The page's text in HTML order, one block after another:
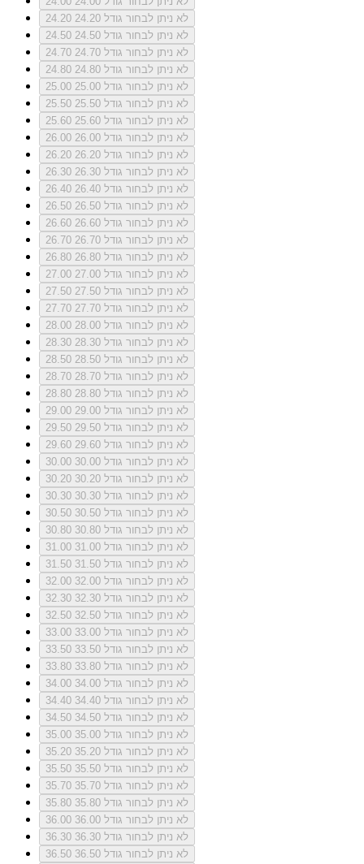
24.20
לא ניתן לבחור גודל 24.20
24.50
לא ניתן לבחור גודל 24.50
24.70
לא ניתן לבחור גודל 24.70
24.80
לא ניתן לבחור גודל 24.80
25.00
לא ניתן לבחור גודל 25.00
25.50
לא ניתן לבחור גודל 25.50
25.60
לא ניתן לבחור גודל 25.60
26.00
לא ניתן לבחור גודל 26.00
26.20
לא ניתן לבחור גודל 26.20
26.30
לא ניתן לבחור גודל 26.30
26.40
לא ניתן לבחור גודל 26.40
26.50
לא ניתן לבחור גודל 26.50
26.60
לא ניתן לבחור גודל 26.60
26.70
לא ניתן לבחור גודל 26.70
26.80
לא ניתן לבחור גודל 26.80
27.00
לא ניתן לבחור גודל 27.00
27.50
לא ניתן לבחור גודל 27.50
27.70
לא ניתן לבחור גודל 27.70
28.00
לא ניתן לבחור גודל 28.00
28.30
לא ניתן לבחור גודל 28.30
28.50
לא ניתן לבחור גודל 28.50
28.70
לא ניתן לבחור גודל 28.70
28.80
לא ניתן לבחור גודל 28.80
29.00
לא ניתן לבחור גודל 29.00
29.50
לא ניתן לבחור גודל 29.50
29.60
לא ניתן לבחור גודל 29.60
30.00
לא ניתן לבחור גודל 30.00
30.20
לא ניתן לבחור גודל 30.20
30.30
לא ניתן לבחור גודל 30.30
30.50
לא ניתן לבחור גודל 30.50
30.80
לא ניתן לבחור גודל 30.80
31.00
לא ניתן לבחור גודל 31.00
31.50
לא ניתן לבחור גודל 31.50
32.00
לא ניתן לבחור גודל 32.00
32.30
לא ניתן לבחור גודל 32.30
32.50
לא ניתן לבחור גודל 32.50
33.00
לא ניתן לבחור גודל 33.00
33.50
לא ניתן לבחור גודל 33.50
33.80
לא ניתן לבחור גודל 33.80
34.00
לא ניתן לבחור גודל 34.00
34.40
לא ניתן לבחור גודל 34.40
34.50
לא ניתן לבחור גודל 34.50
35.00
לא ניתן לבחור גודל 35.00
35.20
לא ניתן לבחור גודל 35.20
35.50
לא ניתן לבחור גודל 35.50
35.70
לא ניתן לבחור גודל 35.70
35.80
לא ניתן לבחור גודל 35.80
36.00
לא ניתן לבחור גודל 36.00
36.30
לא ניתן לבחור גודל 36.30
36.50
לא ניתן לבחור גודל 36.50